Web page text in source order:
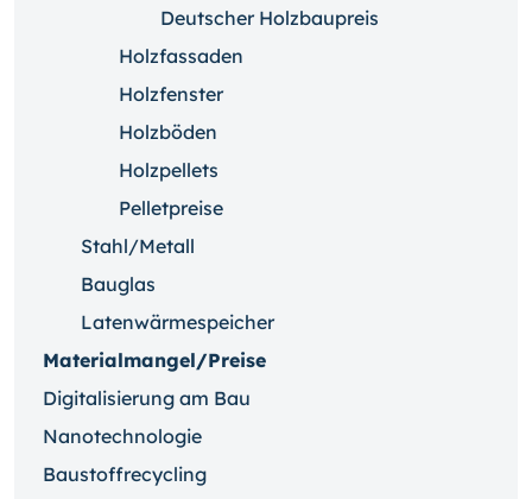
Deutscher Holzbaupreis
Holzfassaden
Holzfenster
Holzböden
Holzpellets
Pelletpreise
Stahl/Metall
Bauglas
Latenwärmespeicher
Materialmangel/Preise
Digitalisierung am Bau
Nanotechnologie
Baustoffrecycling